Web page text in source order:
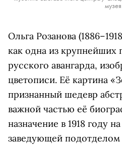
музея
Ольга Розанова
как одна из крупнейших
русского авангарда,
цветописи. Её картина
признанный шедевр
важной частью её
назначение в 1918 году
заведующей